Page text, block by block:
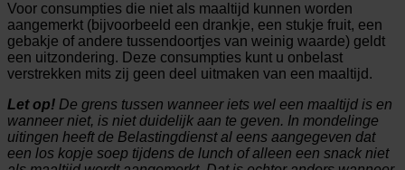
Voor consumpties die niet als maaltijd kunnen worden
aangemerkt (bijvoorbeeld een drankje, een stukje fruit, een
gebakje of andere tussendoortjes van weinig waarde) geldt
een uitzondering. Deze consumpties kunt u onbelast
verstrekken mits zij geen deel uitmaken van een maaltijd.
Let op! De grens tussen wanneer iets wel een maaltijd is en
wanneer niet, is niet duidelijk aan te geven. In mondelinge
uitingen heeft de Belastingdienst al eens aangegeven dat
een los kopje soep tijdens de lunch of alleen een snack niet